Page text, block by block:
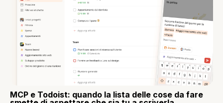
MCP e Todoist: quando la lista delle cose da fare